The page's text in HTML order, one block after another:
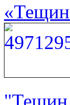
«Тещин
"Тещин